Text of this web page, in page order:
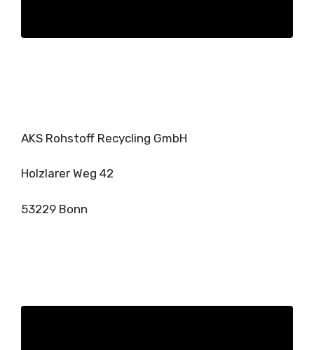
AKS Rohstoff Recycling GmbH
Holzlarer Weg 42
53229 Bonn